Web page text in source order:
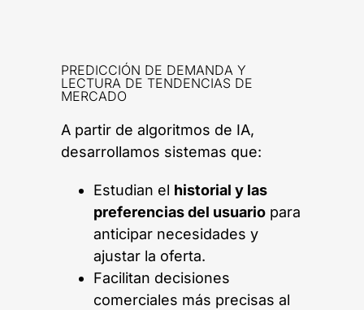
PREDICCIÓN DE DEMANDA Y
LECTURA DE TENDENCIAS DE
MERCADO
A partir de algoritmos de IA,
desarrollamos sistemas que:
Estudian el historial y las
preferencias del usuario para
anticipar necesidades y
ajustar la oferta.
Facilitan decisiones
comerciales más precisas al